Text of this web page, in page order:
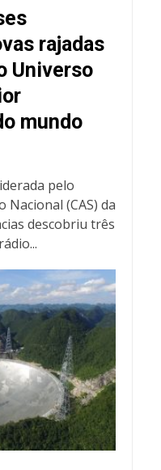
rajadas
Universo
mundo
pelo
(CAS) da
descobriu três